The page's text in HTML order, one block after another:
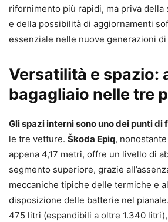
rifornimento più rapidi, ma priva
e della possibilità di aggiornamenti
essenziale nelle nuove generazioni di
Versatilità e spazio:
bagagliaio nelle tre
Gli spazi interni sono uno dei punti
le tre vetture. Škoda Epiq,
appena 4,17 metri, offre un livello di
segmento superiore, grazie
meccaniche tipiche delle termiche e
disposizione delle batterie nel
475 litri (espandibili a oltre 1.340